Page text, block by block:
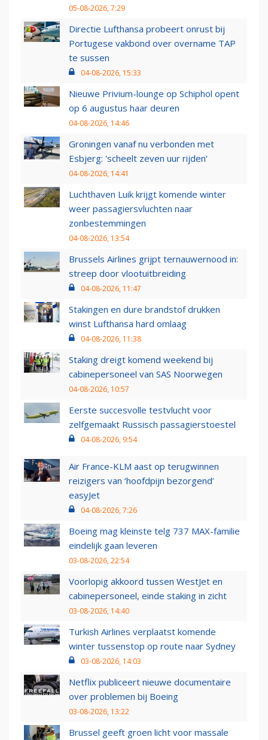
05-08-2026, 7:29
Directie Lufthansa probeert onrust bij
Portugese vakbond over overname TAP
te sussen
04-08-2026, 15:33
Nieuwe Privium-lounge op Schiphol opent
op 6 augustus haar deuren
04-08-2026, 14:46
Groningen vanaf nu verbonden met
Esbjerg: 'scheelt zeven uur rijden'
04-08-2026, 14:41
Luchthaven Luik krijgt komende winter
weer passagiersvluchten naar
zonbestemmingen
04-08-2026, 13:54
Brussels Airlines grijpt ternauwernood in:
streep door vlootuitbreiding
04-08-2026, 11:47
Stakingen en dure brandstof drukken
winst Lufthansa hard omlaag
04-08-2026, 11:38
Staking dreigt komend weekend bij
cabinepersoneel van SAS Noorwegen
04-08-2026, 10:57
Eerste succesvolle testvlucht voor
zelfgemaakt Russisch passagierstoestel
04-08-2026, 9:54
Air France-KLM aast op terugwinnen
reizigers van ‘hoofdpijn bezorgend’
easyJet
04-08-2026, 7:26
Boeing mag kleinste telg 737 MAX-familie
eindelijk gaan leveren
03-08-2026, 22:54
Voorlopig akkoord tussen WestJet en
cabinepersoneel, einde staking in zicht
03-08-2026, 14:40
Turkish Airlines verplaatst komende
winter tussenstop op route naar Sydney
03-08-2026, 14:03
Netflix publiceert nieuwe documentaire
over problemen bij Boeing
03-08-2026, 13:22
Brussel geeft groen licht voor massale